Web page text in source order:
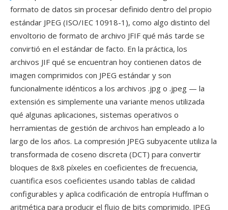
formato de datos sin procesar definido dentro del propio
estándar JPEG (ISO/IEC 10918-1), como algo distinto del
envoltorio de formato de archivo JFIF qué más tarde se
convirtió en el estándar de facto. En la práctica, los
archivos JIF qué se encuentran hoy contienen datos de
imagen comprimidos con JPEG estándar y son
funcionalmente idénticos a los archivos .jpg o .jpeg — la
extensión es simplemente una variante menos utilizada
qué algunas aplicaciones, sistemas operativos o
herramientas de gestión de archivos han empleado a lo
largo de los años. La compresión JPEG subyacente utiliza la
transformada de coseno discreta (DCT) para convertir
bloques de 8x8 píxeles en coeficientes de frecuencia,
cuantifica esos coeficientes usando tablas de calidad
configurables y aplica codificación de entropía Huffman o
aritmética para producir el flujo de bits comprimido. JPEG